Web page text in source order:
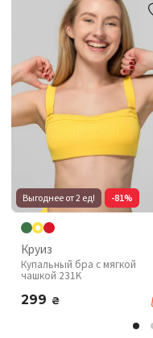
Выгоднее от 2 ед! -81%
Круиз
Купальный бра с мягкой
чашкой 231K
299 ₴